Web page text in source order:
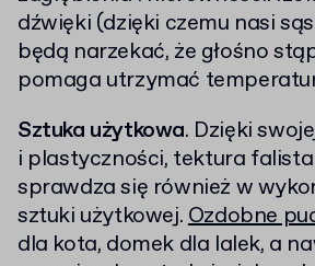
dźwięki (dzięki czemu nasi
będą narzekać, że głośno
pomaga utrzymać
Sztuka użytkowa. Dzięki
i plastyczności, tektura
sprawdza się również w
sztuki użytkowej.Ozdobne
dla kota, domek dla lalek, a